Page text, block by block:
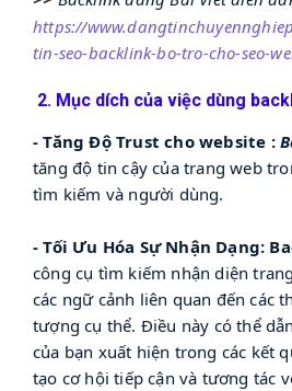
https://
tin-seo-backlink-bo-tro-cho-seo-
2. Mục dích của việc dùng
- Tăng Độ Trust cho website :
tăng độ tin cậy của trang web
tìm kiếm và người dùng.
- Tối Ưu Hóa Sự Nhận Dạng:
công cụ tìm kiếm nhận diện
các ngữ cảnh liên quan đến các
tượng cụ thể. Điều này có thể
của bạn xuất hiện trong các kết
tạo cơ hội tiếp cận và tương tác